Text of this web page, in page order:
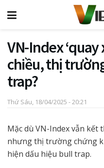
VN-Index
chiều, thị
trap?
Thứ Sáu, 18/04/2025 - 20:21
Mặc dù VN-Index vẫn kết
nhưng thị trường chứng
hiện dấu hiệu bull trap.